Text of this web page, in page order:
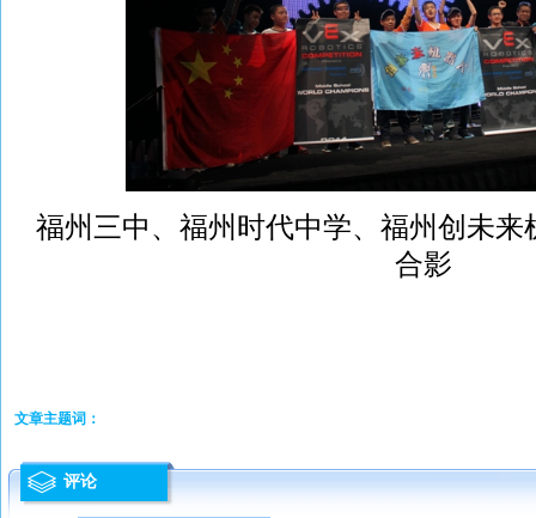
福州三中、福州时代中学、福州创未
合影
文章主题词：
评论